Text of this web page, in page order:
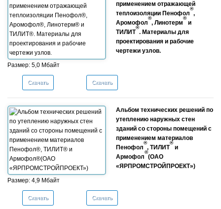
применением отражающей
теплоизоляции Пенофол
®
,
Аромофол
®
, Линотерм
®
и
ТИЛИТ
®
. Материалы для
проектирования и рабочие
чертежи узлов.
Размер: 5,0 Мбайт
Скачать Скачать
Альбом технических решений по
утеплению наружных стен
зданий со стороны помещений с
применением материалов
Пенофол
®
, ТИЛИТ
®
и
Армофол
®
(ОАО
«ЯРПРОМСТРОЙПРОЕКТ»)
Размер: 4,9 Мбайт
Скачать Скачать